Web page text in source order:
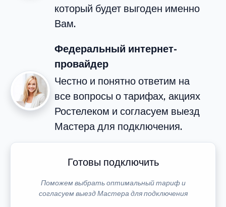
который будет выгоден именно
Вам.
Федеральный интернет-
провайдер
Честно и понятно ответим на
все вопросы о тарифах, акциях
Ростелеком и согласуем выезд
Мастера для подключения.
Готовы подключить
Поможем выбрать оптимальный тариф и
согласуем выезд Мастера для подключения